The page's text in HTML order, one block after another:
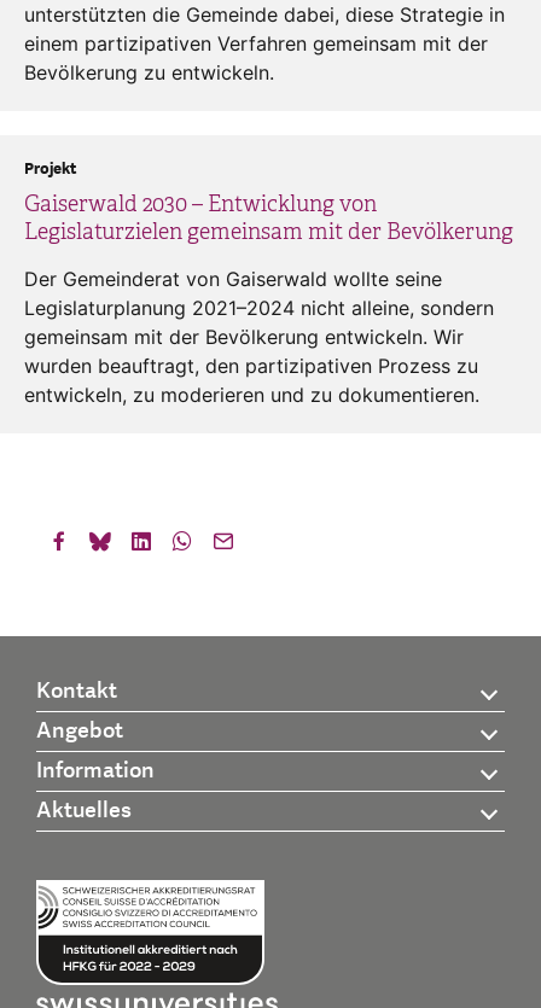
unterstützten die Gemeinde dabei, diese Strategie in
einem partizipativen Verfahren gemeinsam mit der
Bevölkerung zu entwickeln.
Gaiserwald 2030 – Entwicklung von
Legislaturzielen gemeinsam mit der Bevölkerung
Projekt
Der Gemeinderat von Gaiserwald wollte seine
Legislaturplanung 2021–2024 nicht alleine, sondern
gemeinsam mit der Bevölkerung entwickeln. Wir
wurden beauftragt, den partizipativen Prozess zu
entwickeln, zu moderieren und zu dokumentieren.
Kontakt
Angebot
Information
Aktuelles